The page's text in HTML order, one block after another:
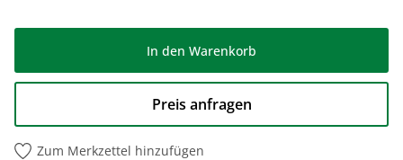
In den Warenkorb
Preis anfragen
Zum Merkzettel hinzufügen